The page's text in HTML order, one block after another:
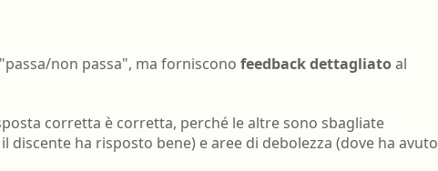
non passa", ma forniscono feedback dettagliatoal
corretta è corretta, perché le altre sono sbagliate
discente ha risposto bene) e aree di debolezza (dove ha avuto